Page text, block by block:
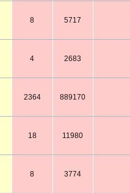
8 5717
4 2683
2364 889170
18 11980
8 3774